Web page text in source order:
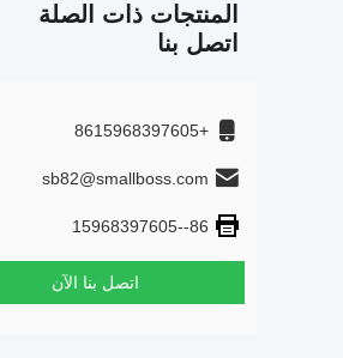
المنتجات ذات الصلة
اتصل بنا
+8615968397605
sb82@smallboss.com
86--15968397605
اتصل بنا الآن